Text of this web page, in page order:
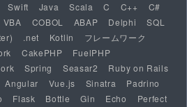
Swift Java Scala C C++
C#
VBA COBOL ABAP Delphi
SQL
.net Kotlin
フレームワーク
CakePHP
FuelPHP
Spring Seasar2
Ruby on Rails
Angular Vue.js Sinatra
Padrino
Flask Bottle Gin Echo
Perfect